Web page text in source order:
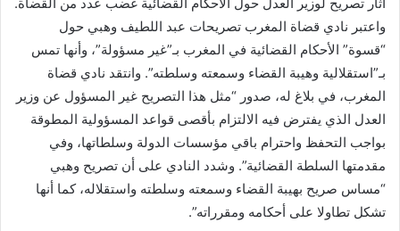
واعتبر نادي قضاة المغرب تصريحات عبد اللطيف وهبي حول
“قسوة” الأحكام القضائية في المغرب بـ”غير مسؤولة”، وأنها تمس
بـ”استقلالية وهيبة القضاء وسمعته وسلطته”. وانتقد نادي قضاة
المغرب، في بلاغ له، صدور “مثل هذا التصريح غير المسؤول عن وزير
العدل الذي يفترض فيه الالتزام بأقصى قواعد المسؤولية المطوقة
بواجب التحفظ واحترام باقي مؤسسات الدولة وسلطاتها، وفي
مقدمتها السلطة القضائية”. وشدد النادي على أن تصريح وهبي
“مساس صريح بهيبة القضاء وسمعته وسلطته واستقلاله، كما أنها
تشكل تطاولا على أحكامه ومقرراته”.